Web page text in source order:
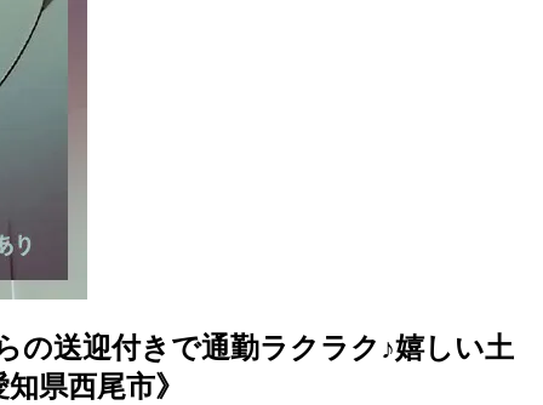
の送迎付きで通勤ラクラク♪嬉しい土
県西尾市》